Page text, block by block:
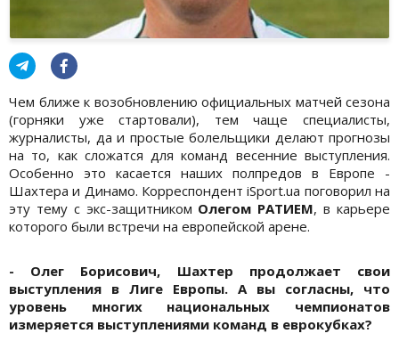
Чем ближе к возобновлению официальных матчей сезона
(горняки уже стартовали), тем чаще специалисты,
журналисты, да и простые болельщики делают прогнозы
на то, как сложатся для команд весенние выступления.
Особенно это касается наших полпредов в Европе -
Шахтера и Динамо. Корреспондент iSport.ua поговорил на
эту тему с экс-защитником Олегом РАТИЕМ, в карьере
которого были встречи на европейской арене.
- Олег Борисович, Шахтер продолжает свои
выступления в Лиге Европы. А вы согласны, что
уровень многих национальных чемпионатов
измеряется выступлениями команд в еврокубках?